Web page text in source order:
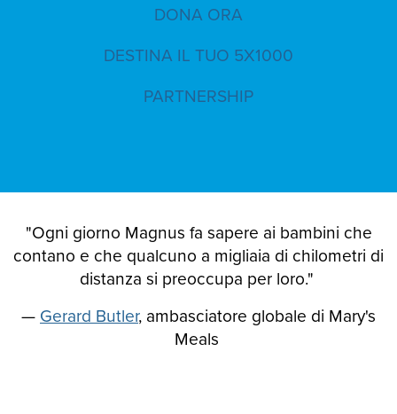
DONA ORA
DESTINA IL TUO 5X1000
PARTNERSHIP
"Ogni giorno Magnus fa sapere ai bambini che
contano e che qualcuno a migliaia di chilometri di
distanza si preoccupa per loro."
— Gerard Butler, ambasciatore globale di Mary's
Meals